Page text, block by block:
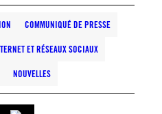
COMMUNIQUÉ DE PRESSE
ET RÉSEAUX SOCIAUX
NOUVELLES